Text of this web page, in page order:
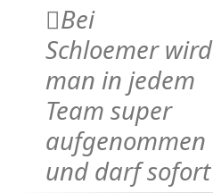
Bei
Schloemer wird
man in jedem
Team super
aufgenommen
und darf sofort